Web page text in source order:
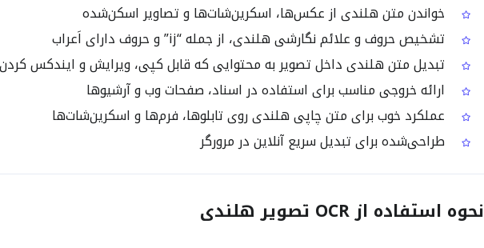
خواندن متن هلندی از عکس‌ها، اسکرین‌شات‌ها و تصاویر اسکن‌شده
تشخیص حروف و علائم نگارشی هلندی، از جمله “ij” و حروف دارای اَعراب
تبدیل متن هلندی داخل تصویر به محتوایی که قابل کپی، ویرایش و ایندکس
ارائه خروجی مناسب برای استفاده در اسناد، صفحات وب و آرشیوها
عملکرد خوب برای متن چاپی هلندی روی تابلوها، فرم‌ها و اسکرین‌شات‌ها
طراحی‌شده برای تبدیل سریع آنلاین در مرورگر
نحوه استفاده از OCR تصویر هلندی